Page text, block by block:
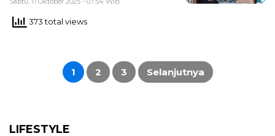
373 total views
Paginasi
1 2 3 Selanjutnya
LIFESTYLE